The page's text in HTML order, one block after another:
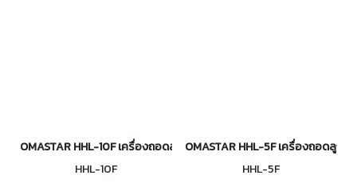
OMASTAR HHL-10F เครื่องถอดลูกปืนเฟือง ไฮดรอลิค 10 ตัน
HHL-10F
OMASTAR HHL-5F เครื่องถอดลูก
HHL-5F